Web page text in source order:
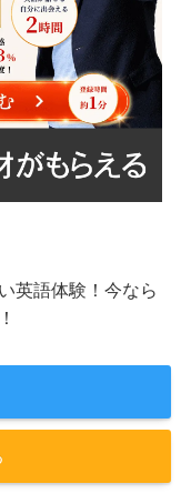
英語体験！今なら